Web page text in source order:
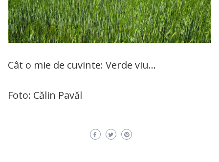
Cât o mie de cuvinte: Verde viu…
Foto: Călin Pavăl